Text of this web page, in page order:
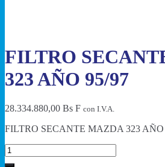
FILTRO
323 AÑO 95/97
28.334.880,00 Bs F con I.V.A.
FILTRO SECANTE MAZDA 323 AÑO